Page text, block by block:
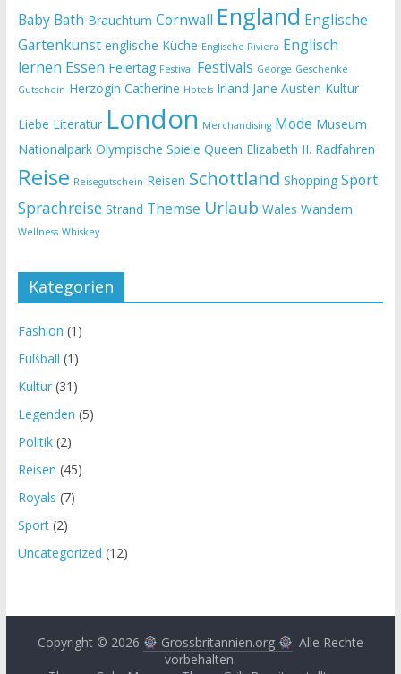
Baby Bath Brauchtum Cornwall England Englische
Gartenkunst englische Küche Englische Riviera Englisch
lernen Essen Feiertag Festival Festivals George Geschenke
Gutschein Herzogin Catherine Hotels Irland Jane Austen Kultur
Liebe Literatur London Merchandising Mode Museum
Nationalpark Olympische Spiele Queen Elizabeth II. Radfahren
Reise Reisegutschein Reisen Schottland Shopping Sport
Sprachreise Strand Themse Urlaub Wales Wandern
Wellness Whiskey
Kategorien
Fashion (1)
Fußball (1)
Kultur(31)
Legenden (5)
Politik(2)
Reisen (45)
Royals (7)
Sport(2)
Uncategorized (12)
Copyright © 2026 Grossbritannien.org
. Alle Rechte
vorbehalten.